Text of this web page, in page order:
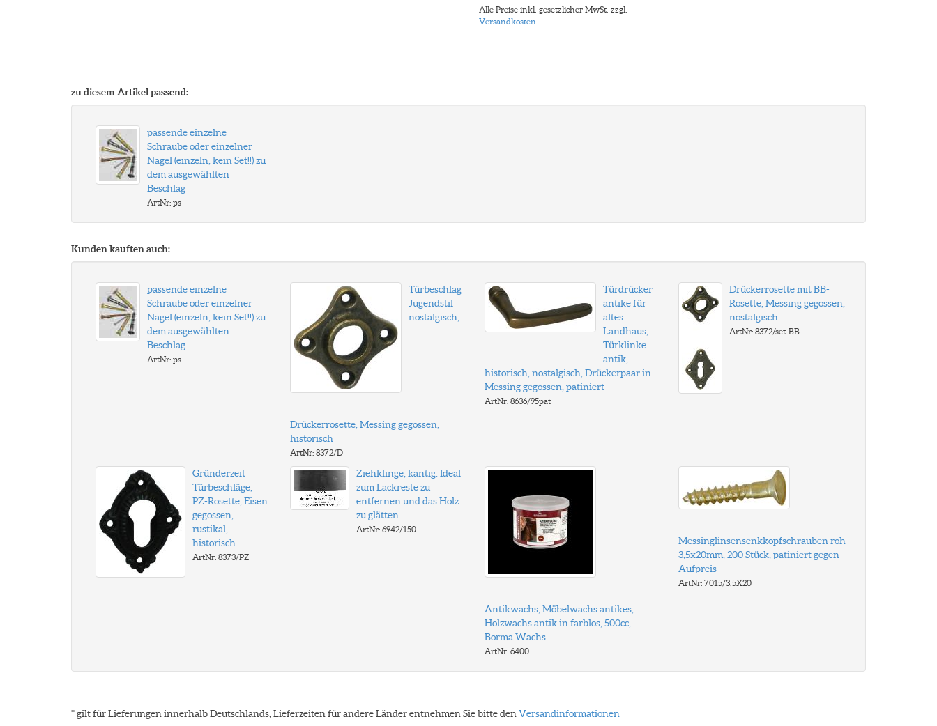
Alle Preise inkl. gesetzlicher MwSt. zzgl.
Versandkosten
zu diesem Artikel passend:
passende einzelne
Schraube oder einzelner
Nagel (einzeln, kein Set!!) zu
dem ausgewählten
Beschlag
ArtNr: ps
Kunden kauften auch:
passende einzelne
Schraube oder einzelner
Nagel (einzeln, kein Set!!) zu
dem ausgewählten
Beschlag
ArtNr: ps
Türbeschlag
Jugendstil
nostalgisch,
Drückerrosette, Messing gegossen,
historisch
ArtNr: 8372/D
Türdrücker
antike für
altes
Landhaus,
Türklinke
antik,
historisch, nostalgisch, Drückerpaar in
Messing gegossen, patiniert
ArtNr: 8636/95pat
Drückerrosette mit BB-
Rosette, Messing gegossen,
nostalgisch
ArtNr: 8372/set-BB
Gründerzeit
Türbeschläge,
PZ-Rosette, Eisen
gegossen,
rustikal,
historisch
ArtNr: 8373/PZ
Ziehklinge, kantig. Ideal
zum Lackreste zu
entfernen und das Holz
zu glätten.
ArtNr: 6942/150
Antikwachs, Möbelwachs antikes,
Holzwachs antik in farblos, 500cc,
Borma Wachs
ArtNr: 6400
Messinglinsensenkkopfschrauben roh
3,5x20mm, 200 Stück, patiniert gegen
Aufpreis
ArtNr: 7015/3,5X20
* gilt für Lieferungen innerhalb Deutschlands, Lieferzeiten für andere Länder entnehmen Sie bitte den Versandinformationen